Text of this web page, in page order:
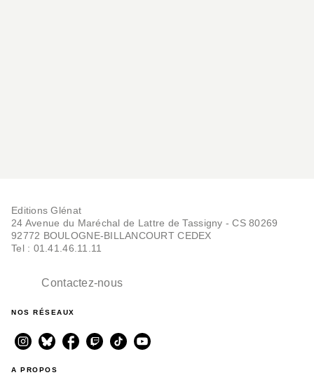
Editions Glénat
24 Avenue du Maréchal de Lattre de Tassigny - CS 80269
92772 BOULOGNE-BILLANCOURT CEDEX
Tel : 01.41.46.11.11
Contactez-nous
NOS RÉSEAUX
A PROPOS